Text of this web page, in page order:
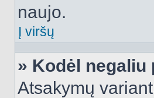
naujo.
Į viršų
» Kodėl
Atsakymų